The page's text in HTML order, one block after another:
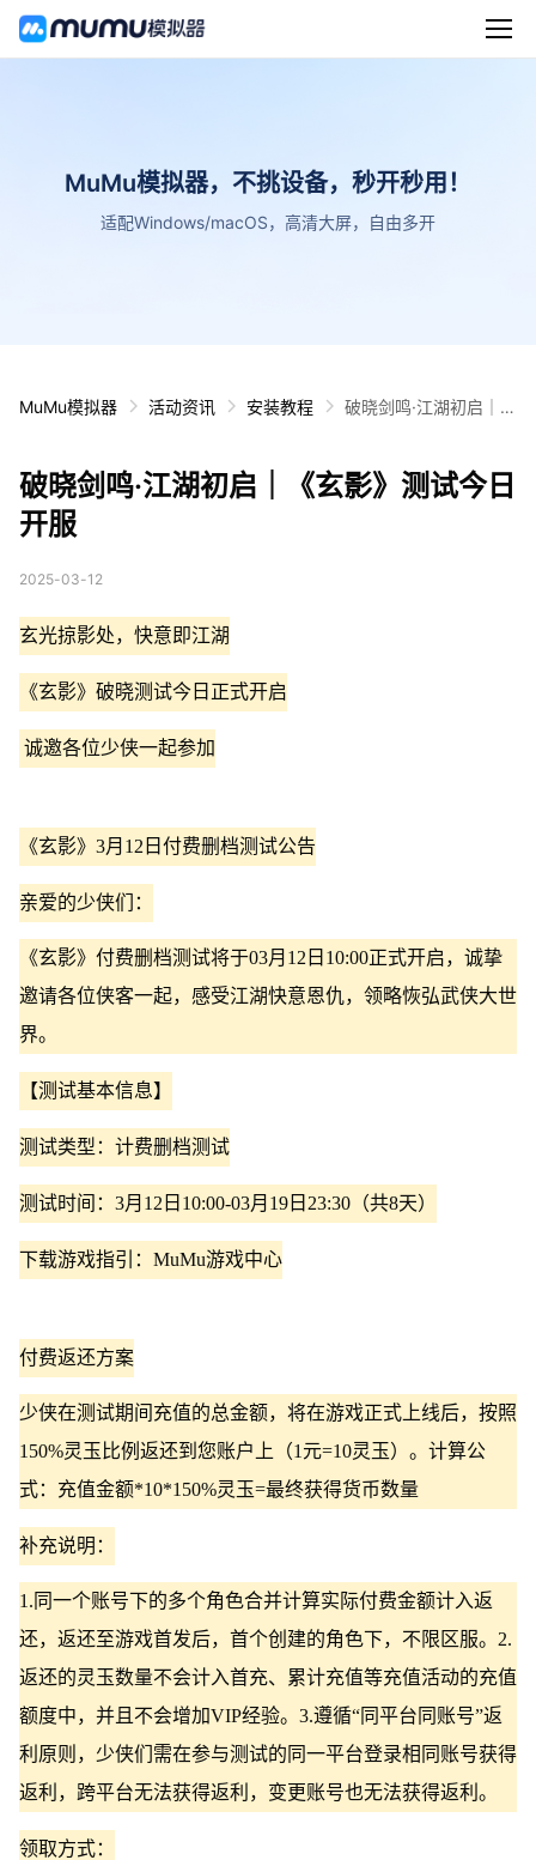
MuMu模拟器，不挑设备，秒开秒用！
适配Windows/macOS，高清大屏，自由多开
MuMu模拟器 活动资讯 安装教程
破晓剑鸣·江湖初启｜
破晓剑鸣·江湖初启｜《玄影》测试今日
开服
2025-03-12
玄光掠影处，快意即江湖
《玄影》破晓测试今日正式开启
诚邀各位少侠一起参加
《玄影》3月12日付费删档测试公告
亲爱的少侠们：
《玄影》付费删档测试将于03月12日10:00正式开启，诚挚
邀请各位侠客一起，感受江湖快意恩仇，领略恢弘武侠大世
界。
【测试基本信息】
测试类型：计费删档测试
测试时间：3月12日10:00-03月19日23:30（共8天）
下载游戏指引：MuMu游戏中心
付费返还方案
少侠在测试期间充值的总金额，将在游戏正式上线后，按照
150%灵玉比例返还到您账户上（1元=10灵玉）。计算公
式：充值金额*10*150%灵玉=最终获得货币数量
补充说明：
1.同一个账号下的多个角色合并计算实际付费金额计入返
还，返还至游戏首发后，首个创建的角色下，不限区服。2.
返还的灵玉数量不会计入首充、累计充值等充值活动的充值
额度中，并且不会增加VIP经验。3.遵循“同平台同账号”返
利原则，少侠们需在参与测试的同一平台登录相同账号获得
返利，跨平台无法获得返利，变更账号也无法获得返利。
领取方式：